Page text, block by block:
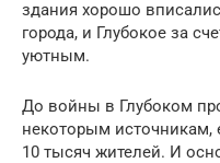
здания хорошо
города, и Глубокое за
уютным.
До войны в Глубоком
некоторым источникам,
10 тысяч жителей. И